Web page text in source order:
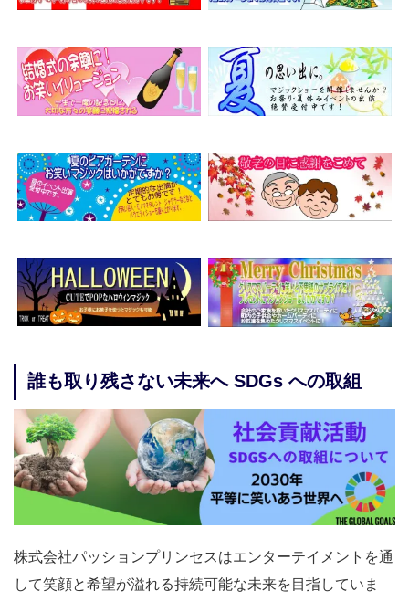
誰も取り残さない未来へ SDGs への取組
株式会社パッションプリンセスはエンターテイメントを通
して笑顔と希望が溢れる持続可能な未来を目指していま